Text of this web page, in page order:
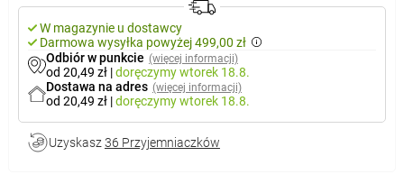
W magazynie u dostawcy
Darmowa wysyłka powyżej 499,00 zł
Odbiór w punkcie (więcej informacji)
od 20,49 zł |doręczymywtorek 18.8.
Dostawa na adres (więcej informacji)
od 20,49 zł |doręczymywtorek 18.8.
Uzyskasz 36 Przyjemniaczków